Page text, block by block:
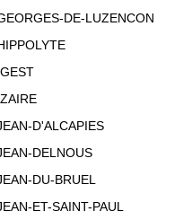
DE-LUZENCON
D'ALCAPIES
DELNOUS
DU-BRUEL
ET-SAINT-PAUL